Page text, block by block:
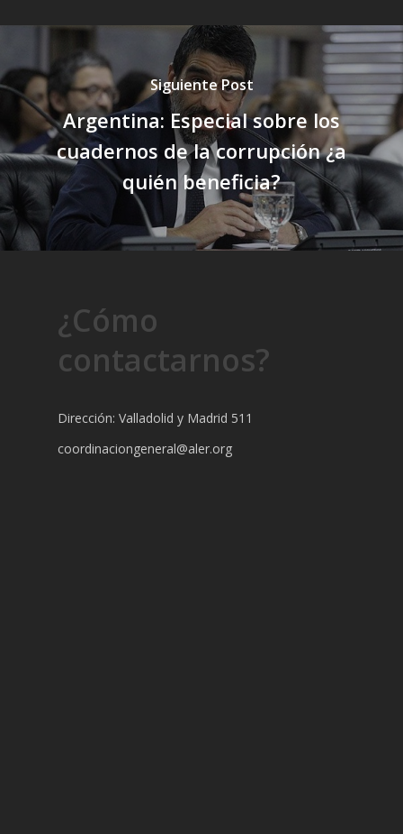
Siguiente Post
Argentina: Especial sobre los
cuadernos de la corrupción ¿a
quién beneficia?
¿Cómo
contactarnos?
Dirección: Valladolid y Madrid 511
coordinaciongeneral@aler.org